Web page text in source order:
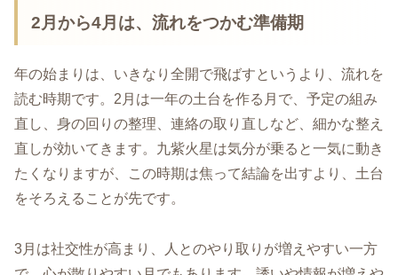
2月から4月は、流れをつかむ準備期
年の始まりは、いきなり全開で飛ばすというより、流れを
読む時期です。2月は一年の土台を作る月で、予定の組み
直し、身の回りの整理、連絡の取り直しなど、細かな整え
直しが効いてきます。九紫火星は気分が乗ると一気に動き
たくなりますが、この時期は焦って結論を出すより、土台
をそろえることが先です。
3月は社交性が高まり、人とのやり取りが増えやすい一方